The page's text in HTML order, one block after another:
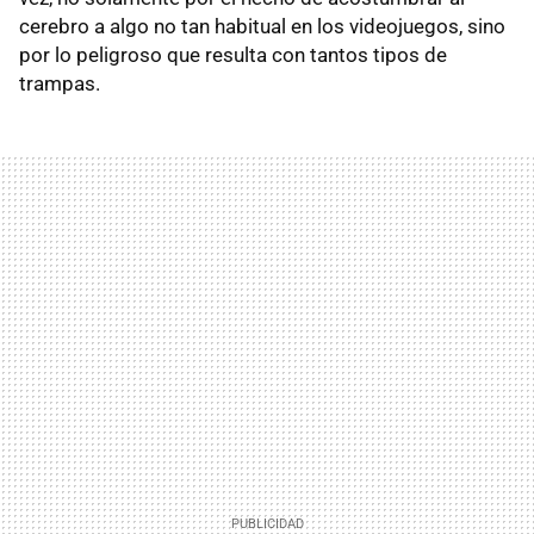
cerebro a algo no tan habitual en los videojuegos, sino
por lo peligroso que resulta con tantos tipos de
trampas.